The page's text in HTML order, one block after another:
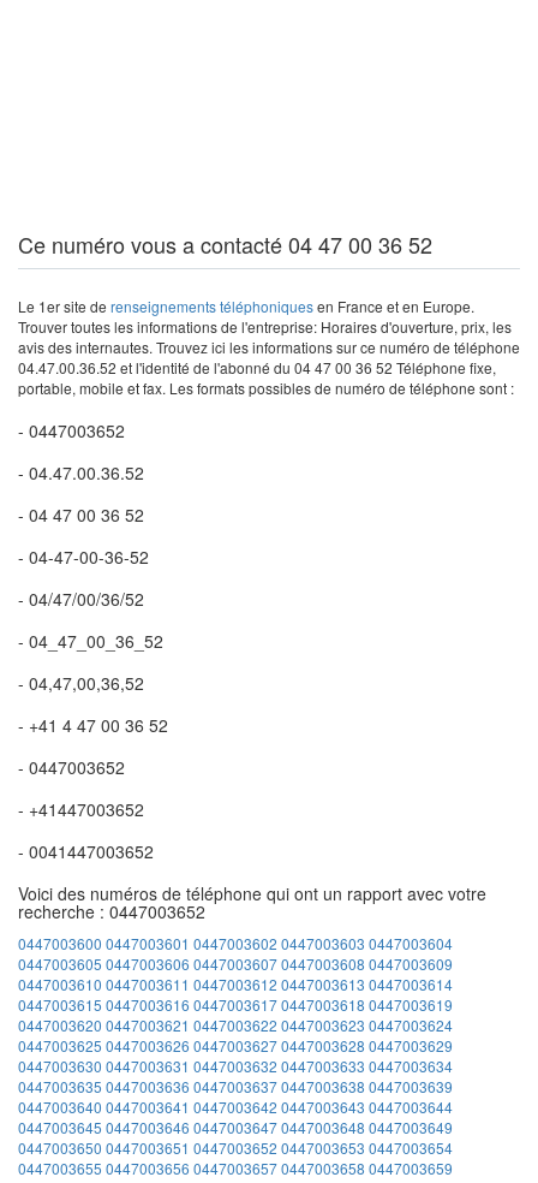
Ce numéro vous a contacté 04 47 00 36 52
Le 1er site de renseignements téléphoniquesen France et en Europe.
Trouver toutes les informations de l'entreprise: Horaires d'ouverture, prix, les
avis des internautes. Trouvez ici les informations sur ce numéro de téléphone
04.47.00.36.52 et l'identité de l'abonné du 04 47 00 36 52 Téléphone fixe,
portable, mobile et fax. Les formats possibles de numéro de téléphone sont :
- 0447003652
- 04.47.00.36.52
- 04 47 00 36 52
- 04-47-00-36-52
- 04/47/00/36/52
- 04_47_00_36_52
- 04,47,00,36,52
- +41 4 47 00 36 52
- 0447003652
- +41447003652
- 0041447003652
Voici des numéros de téléphone qui ont un rapport avec votre
recherche : 0447003652
0447003600 0447003601 0447003602 0447003603 0447003604
0447003605 0447003606 04470036070447003608 0447003609
0447003610 0447003611 0447003612 0447003613 0447003614
0447003615 0447003616 04470036170447003618 0447003619
0447003620 0447003621 0447003622 0447003623 0447003624
0447003625 0447003626 04470036270447003628 0447003629
0447003630 0447003631 0447003632 0447003633 0447003634
0447003635 0447003636 04470036370447003638 0447003639
0447003640 0447003641 0447003642 0447003643 0447003644
0447003645 0447003646 04470036470447003648 0447003649
0447003650 0447003651 0447003652 0447003653 0447003654
0447003655 0447003656 04470036570447003658 0447003659